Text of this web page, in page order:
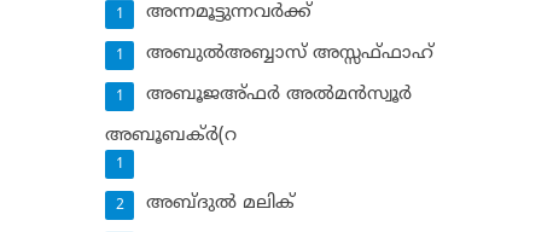
അന്നമൂട്ടുന്നവര്‍ക്ക്
1
അബുല്‍അബ്ബാസ് അസ്സഫ്ഫാഹ്‌
1
അബൂജഅ്ഫര്‍ അല്‍മന്‍സ്വൂര്‍
1
അബൂബക്ര്‍(റ
1
അബ്ദുല്‍ മലിക്‌
2